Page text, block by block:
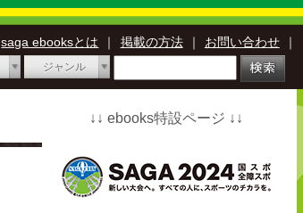
saga ebooksとは ｜ 掲載の方法 ｜ お問い合わせ ｜
ジャンル
↓↓ ebooks特設ページ ↓↓